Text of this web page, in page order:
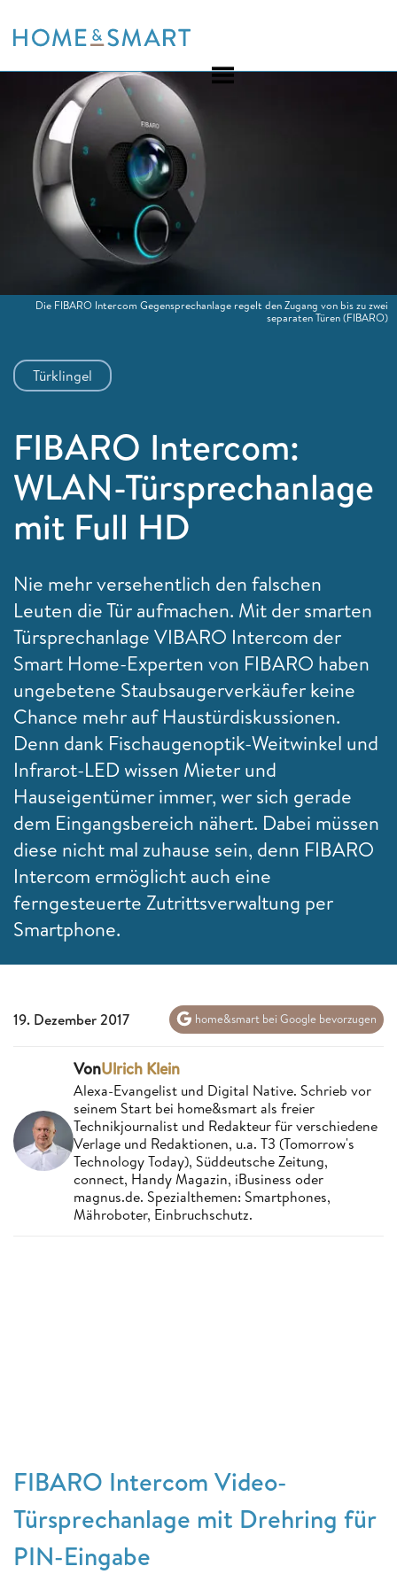
to
Türklingel
FIBARO Intercom:
WLAN-Türsprechanlage
mit Full HD
Nie mehr versehentlich den falschen
Leuten die Tür aufmachen. Mit der smarten
Türsprechanlage VIBARO Intercom der
Smart Home-Experten von FIBARO haben
ungebetene Staubsaugerverkäufer keine
Chance mehr auf Haustürdiskussionen.
Denn dank Fischaugenoptik-Weitwinkel und
Infrarot-LED wissen Mieter und
Hauseigentümer immer, wer sich gerade
dem Eingangsbereich nähert. Dabei müssen
diese nicht mal zuhause sein, denn FIBARO
Intercom ermöglicht auch eine
ferngesteuerte Zutrittsverwaltung per
Smartphone.
Die FIBARO Intercom Gegensprechanlage regelt den Zugang von bis zu zwei
separaten Türen(FIBARO)
19. Dezember 2017 home&smart bei Google bevorzugen
VonUlrich Klein
Alexa-Evangelist und Digital Native. Schrieb vor
seinem Start bei home&smart als freier
Technikjournalist und Redakteur für verschiedene
Verlage und Redaktionen, u.a. T3 (Tomorrow's
Technology Today), Süddeutsche Zeitung,
connect, Handy Magazin, iBusiness oder
magnus.de. Spezialthemen: Smartphones,
Mähroboter, Einbruchschutz.
FIBARO Intercom Video-
Türsprechanlage mit Drehring für
PIN-Eingabe